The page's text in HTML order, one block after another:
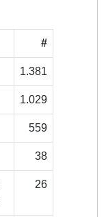
#
1.381
1.029
559
38
26